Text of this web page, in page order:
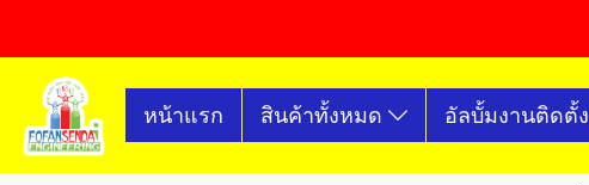
หน้าแรก สินค้าทั้งหมด อัลบั้มงานติดตั้ง